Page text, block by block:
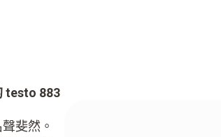
testo 883
斐然。